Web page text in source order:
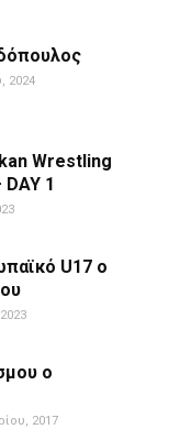
2024
Wrestling
1
U17 ο
ο
2017